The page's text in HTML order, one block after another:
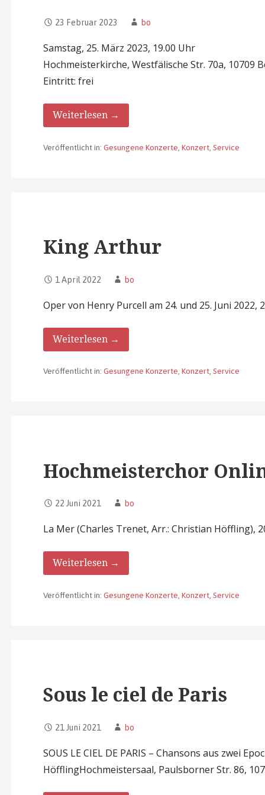
23 Februar 2023 bo
Samstag, 25. März 2023, 19.00 Uhr
Hochmeisterkirche, Westfälische Str. 70a, 10709
Eintritt: frei
Weiterlesen →
Veröffentlicht in: Gesungene Konzerte Konzert, Service
King Arthur
1 April 2022 bo
Oper von Henry Purcell am 24. und 25. Juni 2022,
Weiterlesen →
Veröffentlicht in: Gesungene Konzerte, Konzert, Service
Hochmeisterchor
22 Juni 2021 bo
La Mer (Charles Trenet, Arr.: Christian Höffling),
Weiterlesen →
Veröffentlicht in: Gesungene Konzerte Konzert, Service
Sous le ciel de Paris
21 Juni 2021 bo
SOUS LE CIEL DE PARIS – Chansons aus zwei
HöfflingHochmeistersaal, Paulsborner Str. 86,